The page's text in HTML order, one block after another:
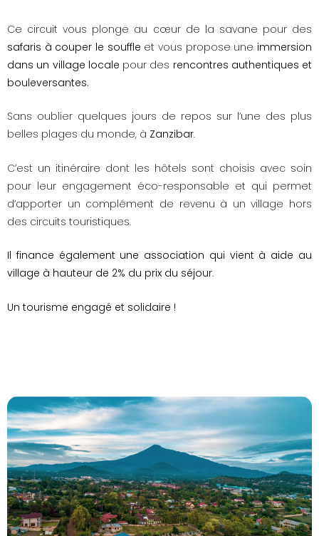
safaris à couper le souffle et vous propose une immersion
dans un village locale pour des rencontres authentiques et
bouleversantes.
Sans oublier quelques jours de repos sur l’une des plus
belles plages du monde, à Zanzibar.
C’est un itinéraire dont les hôtels sont choisis avec soin
pour leur engagement éco-responsable et qui permet
d’apporter un complément de revenu à un village hors
des circuits touristiques.
Il finance également une association qui vient à aide au
village à hauteur de 2% du prix du séjour.
Un tourisme engagé et solidaire !